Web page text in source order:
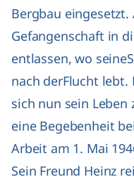
Bergbau
Gefangenschaft in
entlassen, wo
nach derFlucht lebt.
sich nun sein
eine Begebenheit
Arbeit am 1. Mai
Sein Freund Heinz